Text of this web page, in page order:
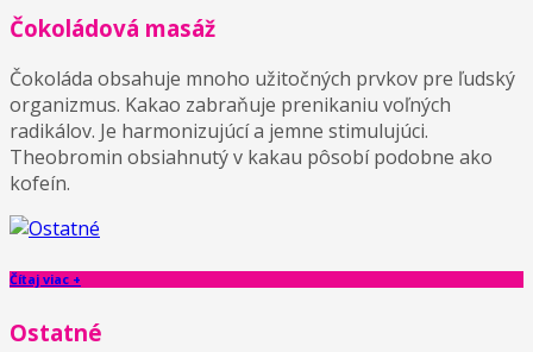
Čokoládová masáž
Čokoláda obsahuje mnoho užitočných prvkov pre ľudský
organizmus. Kakao zabraňuje prenikaniu voľných
radikálov. Je harmonizujúcí a jemne stimulujúci.
Theobromin obsiahnutý v kakau pôsobí podobne ako
kofeín.
Čítaj viac +
Ostatné